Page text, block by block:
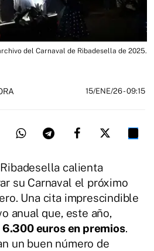
del Carnaval de Ribadesella de 2025.
15/ENE/26- 09:15
calienta
su Carnaval el próximo
Una cita imprescindible
anual que, este año,
euros en premios.
un buen número de